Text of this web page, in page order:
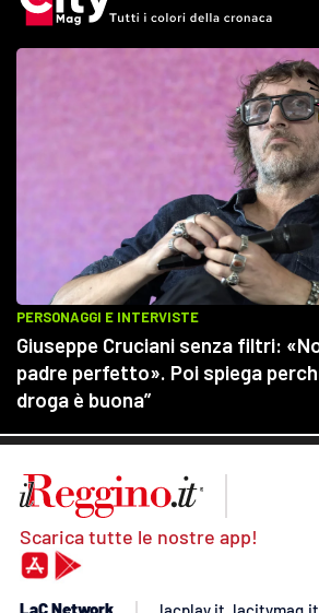
Scarica tutte le nostre app!
LaC Network